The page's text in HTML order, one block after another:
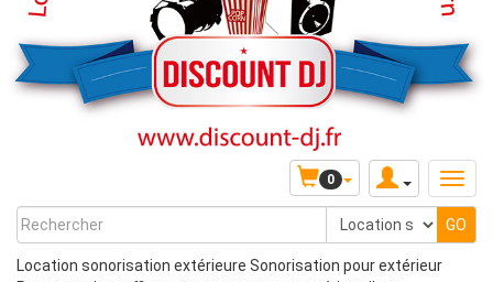
0
Location sonorisation extérieure Sonorisation pour extérieur